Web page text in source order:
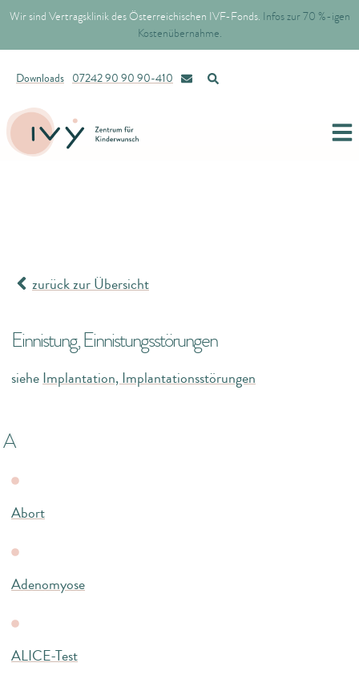
Wir sind Vertragsklinik des Österreichischen IVF-Fonds. Infos zur 70 %-igen
Kostenübernahme.
Downloads 07242 90 90 90-410
zurück zur Übersicht
Einnistung, Einnistungsstörungen
sieheImplantation, Implantationsstörungen
A
Abort
Adenomyose
ALICE-Test